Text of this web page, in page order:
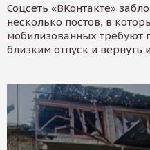
Соцсеть «ВКонтакте»
несколько постов, в
мобилизованных требуют
близким отпуск и вернуть